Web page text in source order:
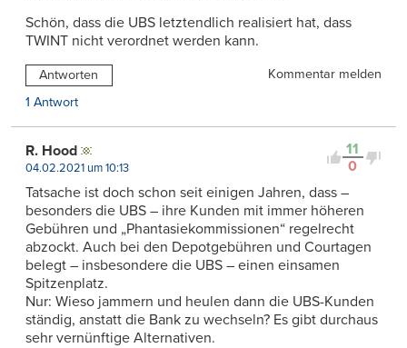
Schön, dass die UBS letztendlich realisiert hat, dass
TWINT nicht verordnet werden kann.
Antworten
Kommentar melden
1 Antwort
11
0
R. Hood
04.02.2021 um 10:13
Tatsache ist doch schon seit einigen Jahren, dass –
besonders die UBS – ihre Kunden mit immer höheren
Gebühren und „Phantasiekommissionen“ regelrecht
abzockt. Auch bei den Depotgebühren und Courtagen
belegt – insbesondere die UBS – einen einsamen
Spitzenplatz.
Nur: Wieso jammern und heulen dann die UBS-Kunden
ständig, anstatt die Bank zu wechseln? Es gibt durchaus
sehr vernünftige Alternativen.